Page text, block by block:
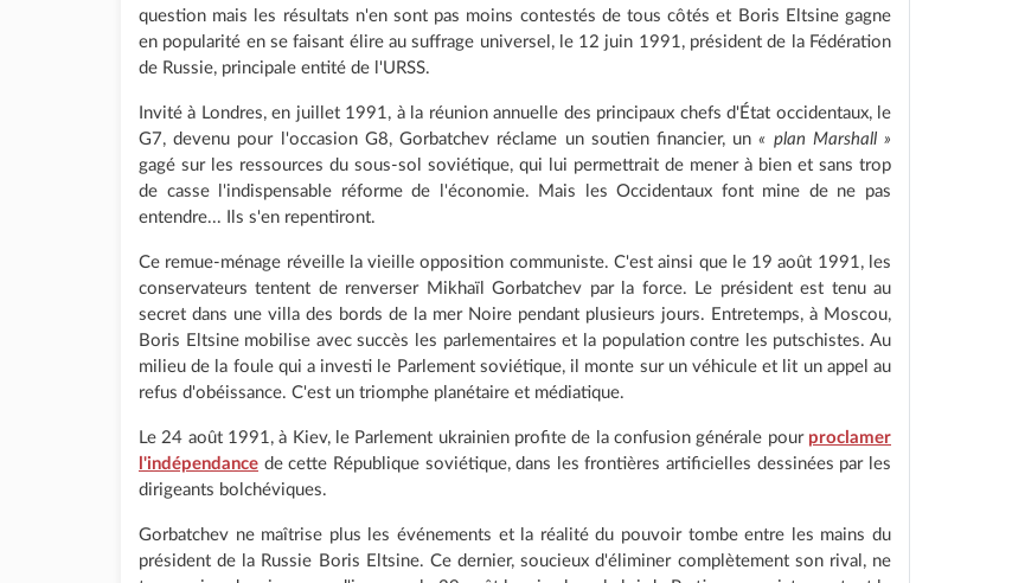
question mais les résultats n'en sont pas moins contestés de tous côtés et Boris Eltsine gagne
en popularité en se faisant élire au suffrage universel, le 12 juin 1991, président de la Fédération
de Russie, principale entité de l'URSS.
Invité à Londres, en juillet 1991, à la réunion annuelle des principaux chefs d'État occidentaux, le
G7, devenu pour l'occasion G8, Gorbatchev réclame un soutien financier, un« plan Marshall »
gagé sur les ressources du sous-sol soviétique, qui lui permettrait de mener à bien et sans trop
de casse l'indispensable réforme de l'économie. Mais les Occidentaux font mine de ne pas
entendre... Ils s'en repentiront.
Ce remue-ménage réveille la vieille opposition communiste. C'est ainsi que le 19 août 1991, les
conservateurs tentent de renverser Mikhaïl Gorbatchev par la force. Le président est tenu au
secret dans une villa des bords de la mer Noire pendant plusieurs jours. Entretemps, à Moscou,
Boris Eltsine mobilise avec succès les parlementaires et la population contre les putschistes. Au
milieu de la foule qui a investi le Parlement soviétique, il monte sur un véhicule et lit un appel au
refus d'obéissance. C'est un triomphe planétaire et médiatique.
Le 24 août 1991, à Kiev, le Parlement ukrainien profite de la confusion générale pour proclamer
l'indépendance de cette République soviétique, dans les frontières artificielles dessinées par les
dirigeants bolchéviques.
Gorbatchev ne maîtrise plus les événements et la réalité du pouvoir tombe entre les mains du
président de la Russie Boris Eltsine. Ce dernier, soucieux d'éliminer complètement son rival, ne